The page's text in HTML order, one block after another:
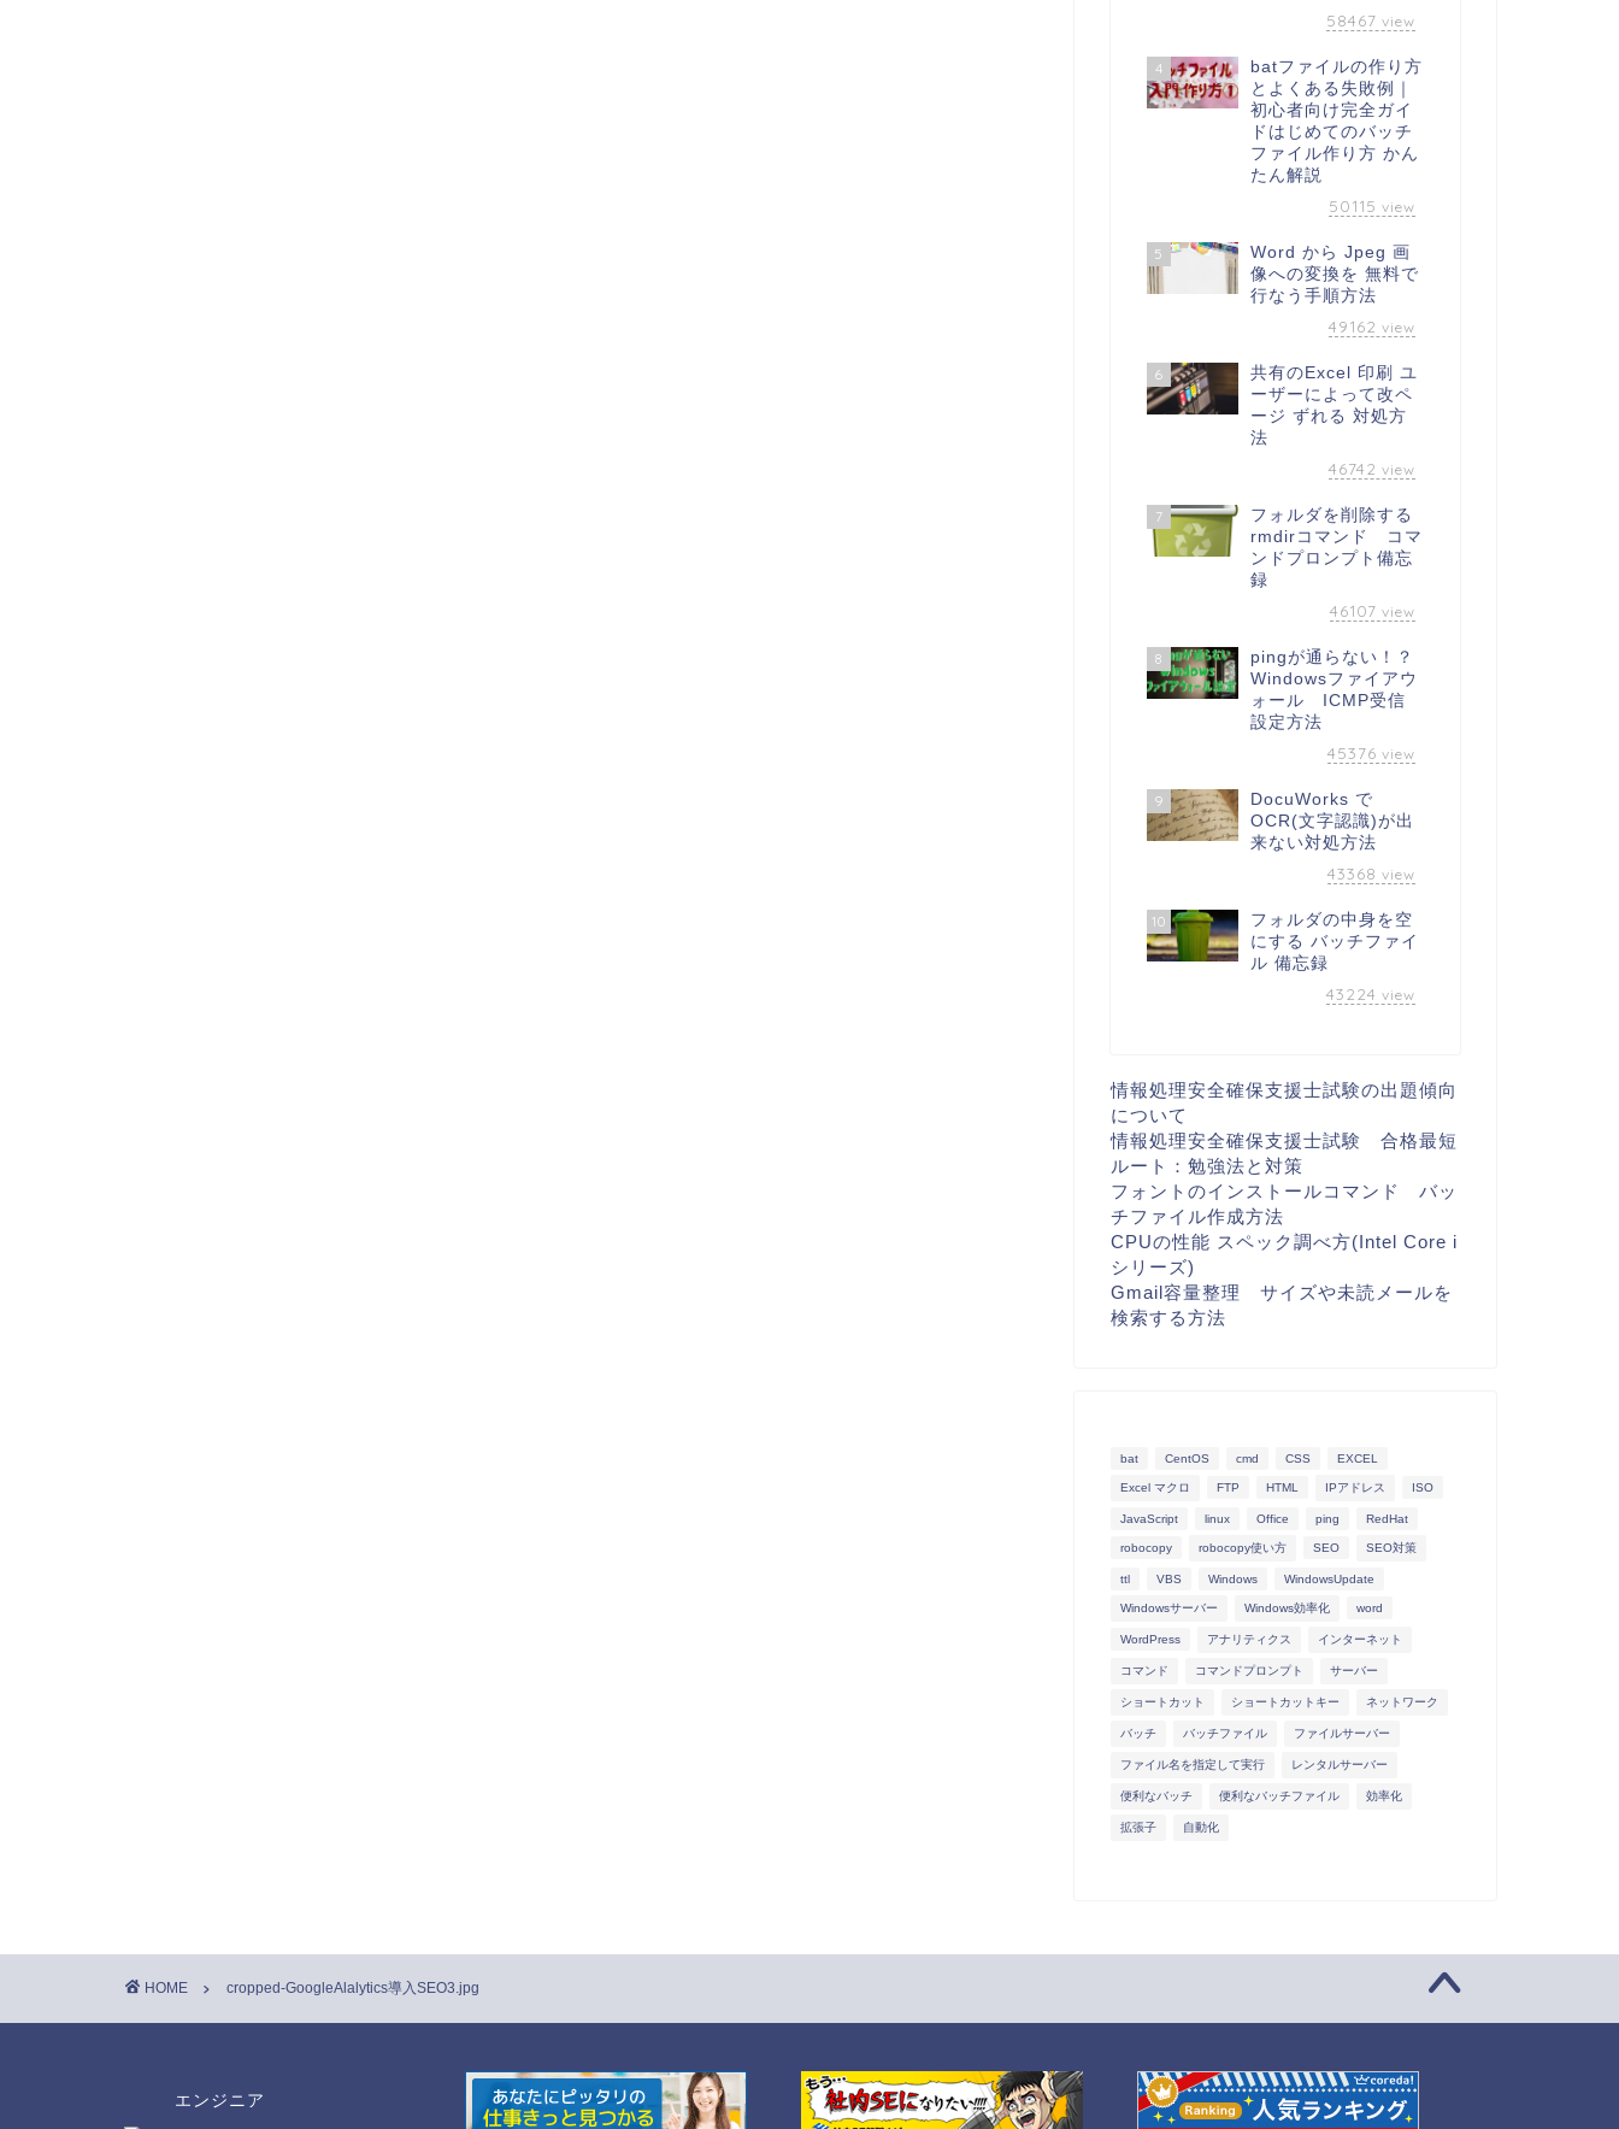
58467 view
4
batファイルの作り方
とよくある失敗例｜
初心者向け完全ガイ
ドはじめてのバッチ
ファイル作り方 かん
たん解説
50115 view
5
Word から Jpeg 画
像への変換を 無料で
行なう手順方法
49162 view
6
共有のExcel 印刷 ユ
ーザーによって改ペ
ージ ずれる 対処方
法
46742 view
7
フォルダを削除する
rmdirコマンド コマ
ンドプロンプト備忘
録
46107 view
8
pingが通らない！？
Windowsファイアウ
ォール ICMP受信
設定方法
45376 view
9
DocuWorks で
OCR(文字認識)が出
来ない対処方法
43368 view
10
フォルダの中身を空
にする バッチファイ
ル 備忘録
43224 view
情報処理安全確保支援士試験の出題傾向
について
情報処理安全確保支援士試験 合格最短
ルート：勉強法と対策
フォントのインストールコマンド バッ
チファイル作成方法
CPUの性能 スペック調べ方(Intel Core i
シリーズ)
Gmail容量整理 サイズや未読メールを
検索する方法
bat CentOS cmd CSS EXCEL
Excel マクロ FTP HTML IPアドレス ISO
JavaScript linux Office ping RedHat
robocopy robocopy使い方 SEO SEO対策
ttl VBS Windows WindowsUpdate
Windowsサーバー Windows効率化 word
WordPress アナリティクス インターネット
コマンド コマンドプロンプト サーバー
ショートカット ショートカットキー ネットワーク
バッチ バッチファイル ファイルサーバー
ファイル名を指定して実行 レンタルサーバー
便利なバッチ 便利なバッチファイル 効率化
拡張子 自動化
HOME cropped-GoogleAlalytics導入SEO3.jpg
エンジニア